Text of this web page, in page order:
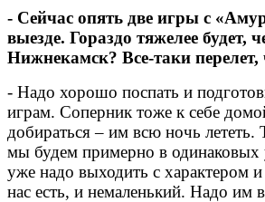
- Сейчас опять две игры с
выезде. Гораздо тяжелее будет,
Нижнекамск? Все-таки
- Надо хорошо поспать и
играм. Соперник тоже к себе
добираться – им всю ночь
мы будем примерно в одинаковых
уже надо выходить с характером
нас есть, и немаленький. Надо им